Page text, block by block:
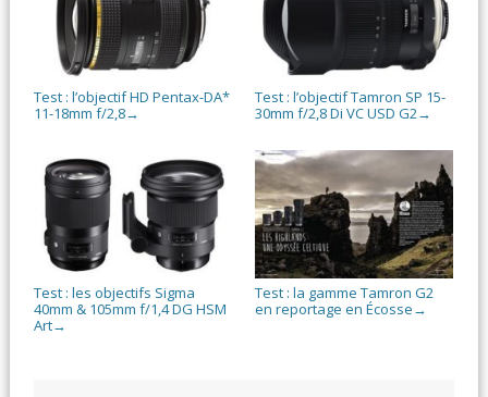
Test : l’objectif HD Pentax-DA*
11-18mm f/2,8→
Test : l’objectif Tamron SP 15-
30mm f/2,8 Di VC USD G2→
Test : les objectifs Sigma
40mm & 105mm f/1,4 DG HSM
Art→
Test : la gamme Tamron G2
en reportage en Écosse →